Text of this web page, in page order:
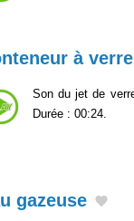
à verre
Son du jet de
Durée : 00:24.
gazeuse